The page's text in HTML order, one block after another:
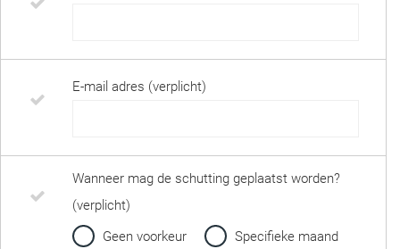
E-mail adres (verplicht)
Wanneer mag de schutting geplaatst worden?
(verplicht)
Geen voorkeur
Specifieke maand